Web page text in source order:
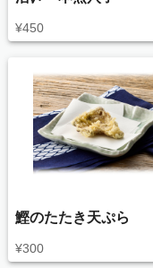
¥450
鰹のたたき天ぷら
¥300